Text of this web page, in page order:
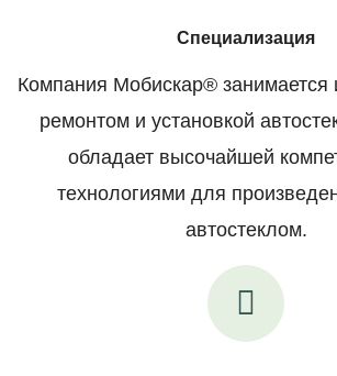
Специализация
Компания Мобискар® занимается
ремонтом и установкой
обладает высочайшей
технологиями для
автостеклом.